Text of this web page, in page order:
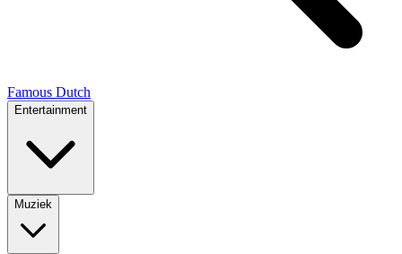
Famous Dutch
Entertainment
Muziek